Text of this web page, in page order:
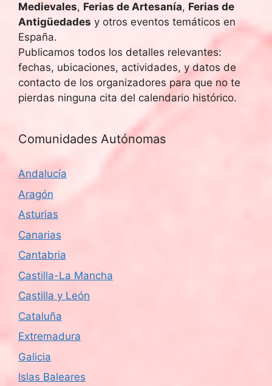
E
v
e
n
Medievales, Ferias de Artesanía, Ferias de
Antigüedades y otros eventos temáticos en
España.
Publicamos todos los detalles relevantes:
fechas, ubicaciones, actividades, y datos de
contacto de los organizadores para que no te
pierdas ninguna cita del calendario histórico.
Comunidades Autónomas
Andalucía
Aragón
Asturias
Canarias
Cantabria
Castilla-La Mancha
Castilla y León
Cataluña
Extremadura
Galicia
Islas Baleares